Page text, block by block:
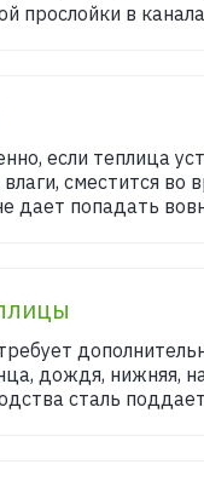
прослойки в
если теплица
сместится
попадать
дождя, нижняя,
сталь